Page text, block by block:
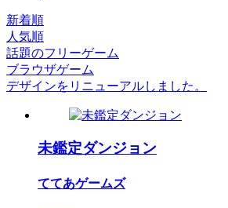
新着順
人気順
話題のフリーゲーム
ブラウザゲーム
デザインをリニューアルしました。
未鑑定ダンジョン
ててあゲームズ